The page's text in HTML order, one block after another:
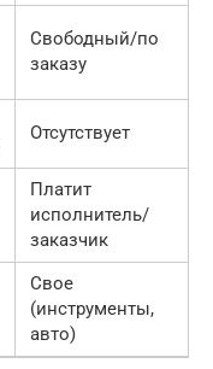
Свободный/по
заказу
Отсутствует
Платит
исполнитель/
заказчик
Свое
(инструменты,
авто)